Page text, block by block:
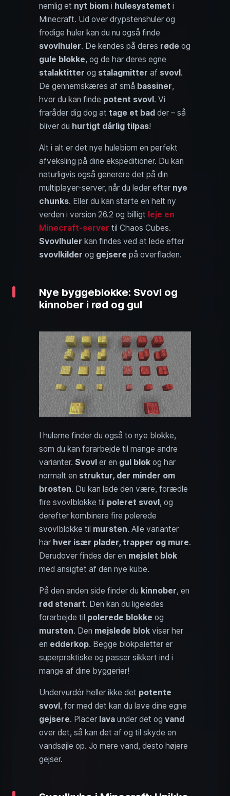
nemlig et nyt biom i hulesystemet i
Minecraft. Ud over drypstenshuler og
frodige huler kan du nu også finde
svovlhuler. De kendes på deres røde og
gule blokke, og de har deres egne
stalaktitter og stalagmitter af svovl.
De gennemskæres af små bassiner,
hvor du kan finde potent svovl. Vi
fraråder dig dog at tage et bad der – så
bliver du hurtigt dårlig tilpas!
Alt i alt er det nye hulebiom en perfekt
afveksling på dine ekspeditioner. Du kan
naturligvis også generere det på din
multiplayer-server, når du leder efter nye
chunks. Eller du kan starte en helt ny
verden i version 26.2 og billigt leje en
Minecraft-server til Chaos Cubes.
Svovlhuler kan findes ved at lede efter
svovlkilder og gejsere på overfladen.
Nye byggeblokke: Svovl og
kinnober i rød og gul
I hulerne finder du også to nye blokke,
som du kan forarbejde til mange andre
varianter. Svovl er en gul blok og har
normalt en struktur, der minder om
brosten. Du kan lade den være, forædle
fire svovlblokke til poleret svovl , og
derefter kombinere fire polerede
svovlblokke til mursten. Alle varianter
har hver især plader, trapper og mure.
Derudover findes der en mejslet blok
med ansigtet af den nye kube.
På den anden side finder du kinnober, en
rød stenart. Den kan du ligeledes
forarbejde til polerede blokke og
mursten. Den mejslede blok viser her
en edderkop. Begge blokpaletter er
superpraktiske og passer sikkert ind i
mange af dine byggerier!
Undervurdér heller ikke det potente
svovl , for med det kan du lave dine egne
gejsere. Placer lava under det og vand
over det, så kan det af og til skyde en
vandsøjle op. Jo mere vand, desto højere
gejser.